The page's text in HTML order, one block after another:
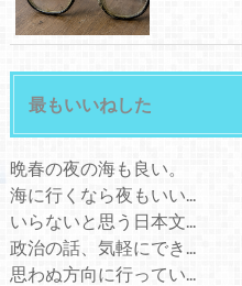
最もいいねした
晩春の夜の海も良い。
海に行くなら夜もいい...
いらないと思う日本文...
政治の話、気軽にでき...
思わぬ方向に行ってい...